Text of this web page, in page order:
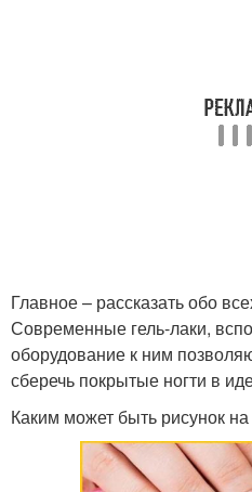
Главное – рассказать обо
Современные гель-лаки,
оборудование к ним
сберечь покрытые ногти в
Каким может быть рисунок на